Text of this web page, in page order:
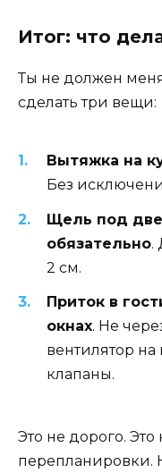
Итог: что
Ты не должен
сделать три вещи:
Вытяжка на
Без
Щель под
обязательно.
2 см.
Приток в
окнах. Не
вентилятор
клапаны.
Это не дорого. Это
перепланировки.